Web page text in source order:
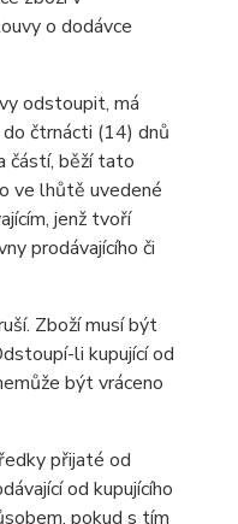
o dodávce
odstoupit, má
čtrnácti (14) dnů
částí, běží tato
ve lhůtě uvedené
jenž tvoří
prodávajícího či
Zboží musí být
li kupující od
být vráceno
přijaté od
od kupujícího
pokud s tím